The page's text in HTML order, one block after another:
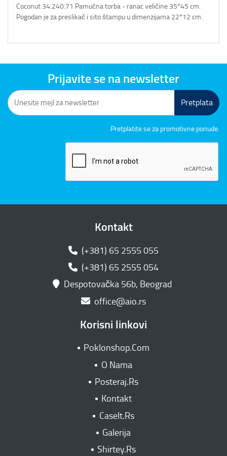
Coconut 34.240.71 Pamučna torba - ranac veličine 35*45 cm.
Pogodan je za preslikač i sito štampu u dimenzijama 22*12 cm.
Prijavite se na newsletter
Pretplata
Pretplatite se za promotivne ponude.
Kontakt
(+381) 65 2555 055
(+381) 65 2555 054
Despotovačka 56b, Beograd
office@aio.rs
Korisni linkovi
Poklonshop.Com
O Nama
Posteraj.Rs
Kontakt
CaseIt.Rs
Galerija
Shirtey.Rs